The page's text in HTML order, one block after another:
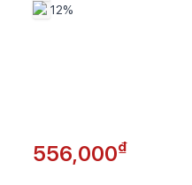
12%
556,000₫